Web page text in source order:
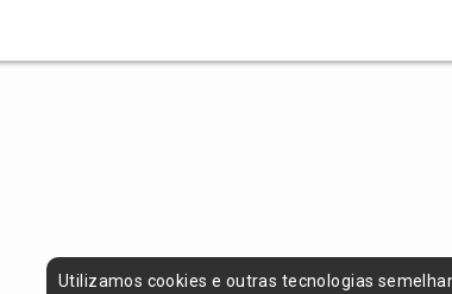
Utilizamos cookies e outras tecnologias